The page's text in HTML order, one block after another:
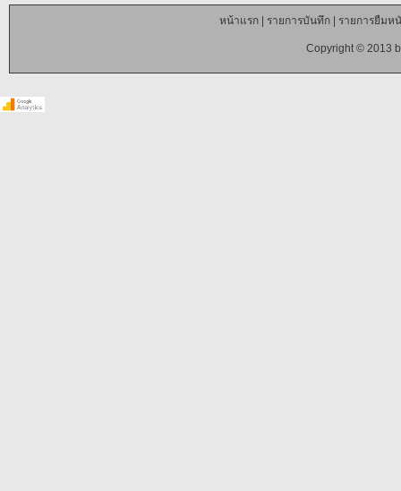
หน้าแรก| รายการบันทึก| รายการยืมห
Copyright © 2013